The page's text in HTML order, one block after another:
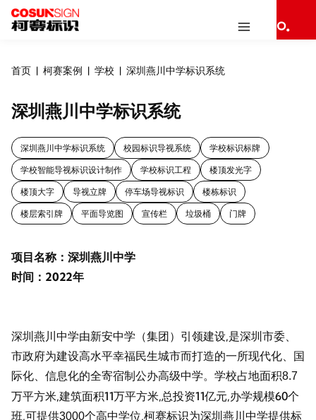
首页 柯赛案例 学校 深圳燕川中学标识系统
深圳燕川中学标识系统
深圳燕川中学标识系统 校园标识导视系统 学校标识标牌
学校智能导视标识设计制作 学校标识工程 楼顶发光字
楼顶大字 导视立牌 停车场导视标识 楼栋标识
楼层索引牌 平面导览图 宣传栏 垃圾桶 门牌
项目名称：深圳燕川中学
时间：2022年
深圳燕川中学由新安中学（集团）引领建设,是深圳市委、
市政府为建设高水平幸福民生城市而打造的一所现代化、国
际化、信息化的全寄宿制公办高级中学。学校占地面积8.7
万平方米,建筑面积11万平方米,总投资11亿元,办学规模60个
班,可提供3000个高中学位,柯赛标识为深圳燕川中学提供标